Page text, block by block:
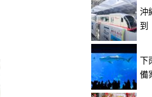
沖
到
下
備